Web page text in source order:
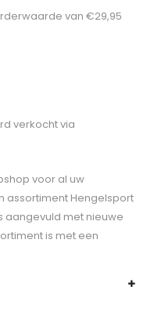
van €29,95
verkocht via
voor al uw
assortiment Hengelsport
aangevuld met nieuwe
is met een